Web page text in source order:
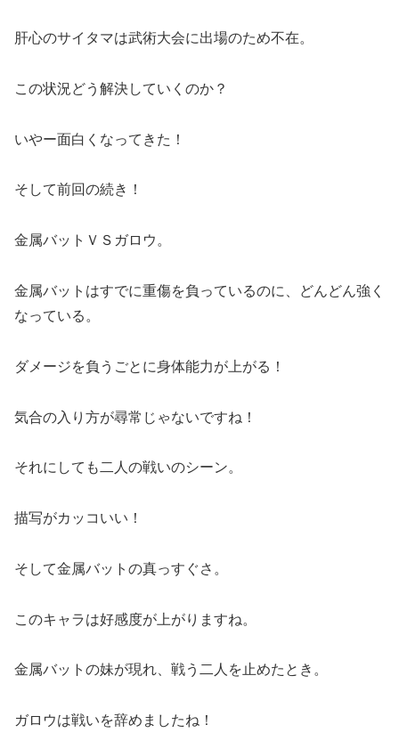
肝心のサイタマは武術大会に出場のため不在。
この状況どう解決していくのか？
いやー面白くなってきた！
そして前回の続き！
金属バットＶＳガロウ。
金属バットはすでに重傷を負っているのに、どんどん強く
なっている。
ダメージを負うごとに身体能力が上がる！
気合の入り方が尋常じゃないですね！
それにしても二人の戦いのシーン。
描写がカッコいい！
そして金属バットの真っすぐさ。
このキャラは好感度が上がりますね。
金属バットの妹が現れ、戦う二人を止めたとき。
ガロウは戦いを辞めましたね！